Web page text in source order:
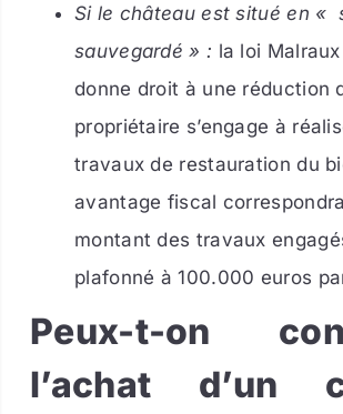
Si le château est situé en «
sauvegardé » : la loi
donne droit à une réduction
propriétaire s’engage à
travaux de restauration du
avantage fiscal
montant des travaux
plafonné à 100.000 euros
Peux-t-on
l’achat d’un